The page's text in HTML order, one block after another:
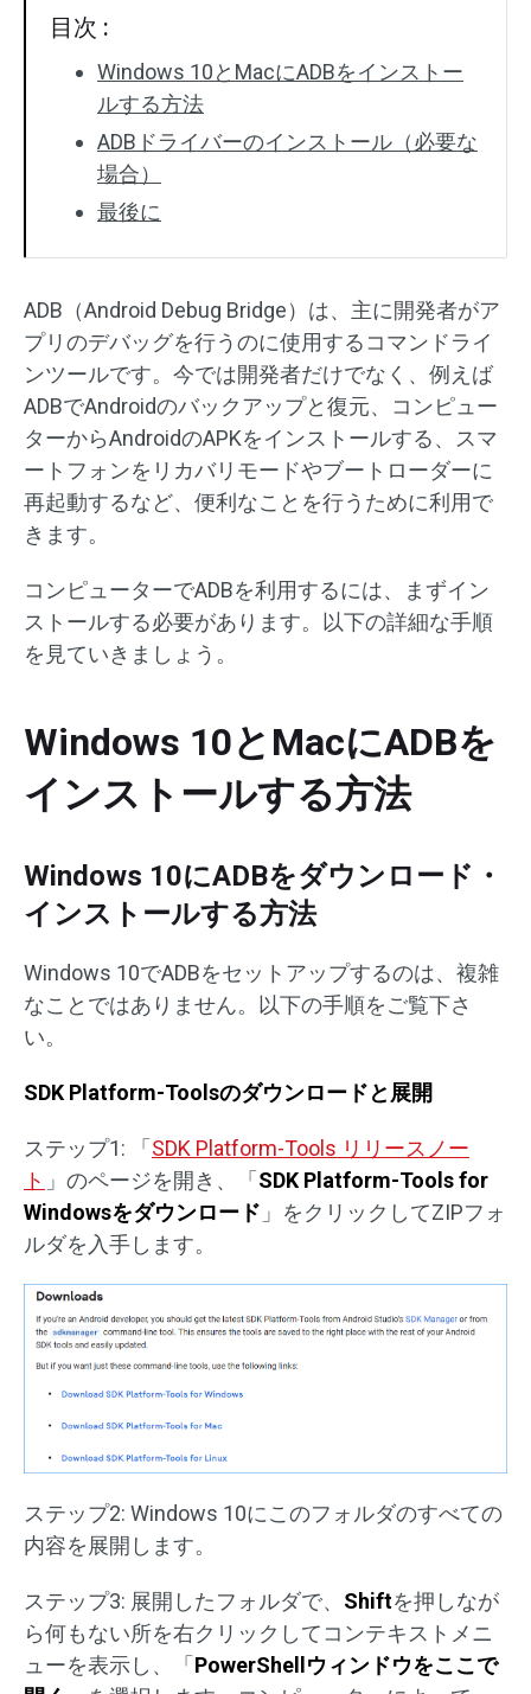
目次 :
Windows 10とMacにADBをインストー
ルする方法
ADBドライバーのインストール（必要な
場合）
最後に
ADB（Android Debug Bridge）は、主に開発者がア
プリのデバッグを行うのに使用するコマンドライ
ンツールです。今では開発者だけでなく、例えば
ADBでAndroidのバックアップと復元、コンピュー
ターからAndroidのAPKをインストールする、スマ
ートフォンをリカバリモードやブートローダーに
再起動するなど、便利なことを行うために利用で
きます。
コンピューターでADBを利用するには、まずイン
ストールする必要があります。以下の詳細な手順
を見ていきましょう。
Windows 10とMacにADBを
インストールする方法
Windows 10にADBをダウンロード・
インストールする方法
Windows 10でADBをセットアップするのは、複雑
なことではありません。以下の手順をご覧下さ
い。
SDK Platform-Toolsのダウンロードと展開
ステップ1: 「 SDK Platform-Tools リリースノー
ト 」のページを開き、「 SDK Platform-Tools for
Windowsをダウンロード 」をクリックしてZIPフォ
ルダを入手します。
ステップ2: Windows 10にこのフォルダのすべての
内容を展開します。
ステップ3: 展開したフォルダで、 Shiftを押しなが
ら何もない所を右クリックしてコンテキストメニ
ューを表示し、「 PowerShellウィンドウをここで